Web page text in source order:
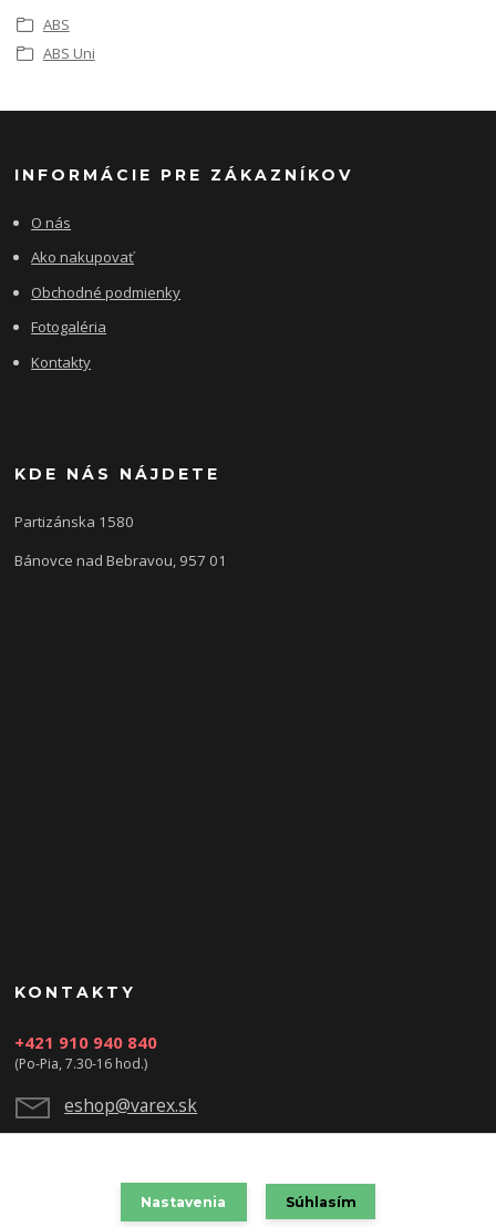
ABS
ABS Uni
INFORMÁCIE PRE ZÁKAZNÍKOV
O nás
Ako nakupovať
Obchodné podmienky
Fotogaléria
Kontakty
KDE NÁS NÁJDETE
Partizánska 1580
Bánovce nad Bebravou, 957 01
KONTAKTY
+421 910 940 840
(Po-Pia, 7.30-16 hod.)
eshop@varex.sk
Nastavenia Súhlasím